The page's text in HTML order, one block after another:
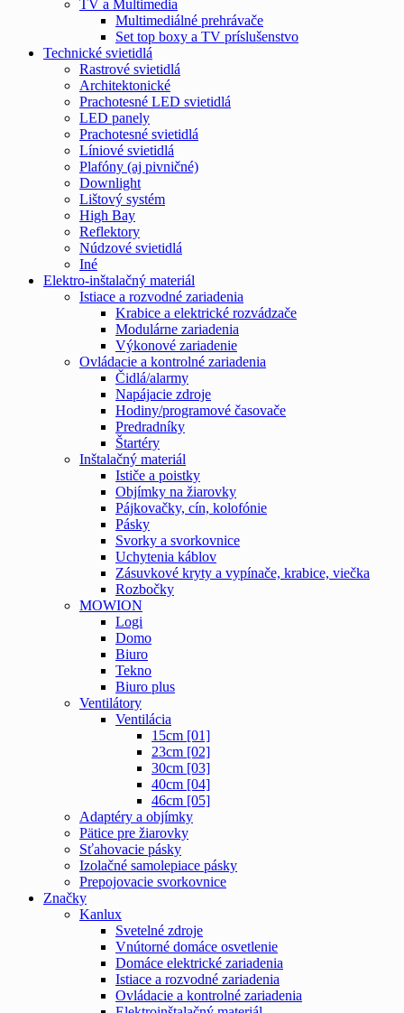
TV a Multimedia
Multimediálné prehrávače
Set top boxy a TV príslušenstvo
Technické svietidlá
Rastrové svietidlá
Architektonické
Prachotesné LED svietidlá
LED panely
Prachotesné svietidlá
Líniové svietidlá
Plafóny (aj pivničné)
Downlight
Lištový systém
High Bay
Reflektory
Núdzové svietidlá
Iné
Elektro-inštalačný materiál
Istiace a rozvodné zariadenia
Krabice a elektrické rozvádzače
Modulárne zariadenia
Výkonové zariadenie
Ovládacie a kontrolné zariadenia
Čidlá/alarmy
Napájacie zdroje
Hodiny/programové časovače
Predradníky
Štartéry
Inštalačný materiál
Ističe a poistky
Objímky na žiarovky
Pájkovačky, cín, kolofónie
Pásky
Svorky a svorkovnice
Uchytenia káblov
Zásuvkové kryty a vypínače, krabice, viečka
Rozbočky
MOWION
Logi
Domo
Biuro
Tekno
Biuro plus
Ventilátory
Ventilácia
15cm [01]
23cm [02]
30cm [03]
40cm [04]
46cm [05]
Adaptéry a objímky
Pätice pre žiarovky
Sťahovacie pásky
Izolačné samolepiace pásky
Prepojovacie svorkovnice
Značky
Kanlux
Svetelné zdroje
Vnútorné domáce osvetlenie
Domáce elektrické zariadenia
Istiace a rozvodné zariadenia
Ovládacie a kontrolné zariadenia